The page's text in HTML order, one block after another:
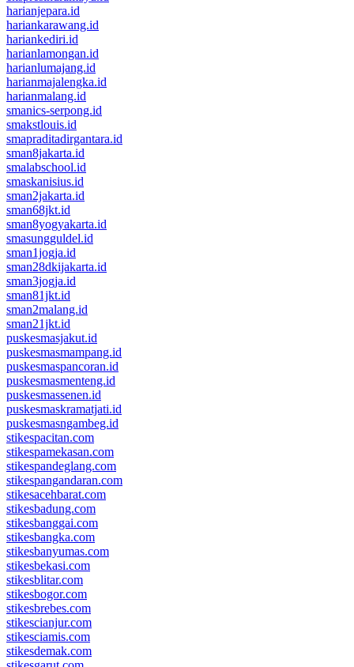
harianjepara.id
hariankarawang.id
hariankediri.id
harianlamongan.id
harianlumajang.id
harianmajalengka.id
harianmalang.id
smanics-serpong.id
smakstlouis.id
smapraditadirgantara.id
sman8jakarta.id
smalabschool.id
smaskanisius.id
sman2jakarta.id
sman68jkt.id
sman8yogyakarta.id
smasungguldel.id
sman1jogja.id
sman28dkijakarta.id
sman3jogja.id
sman81jkt.id
sman2malang.id
sman21jkt.id
puskesmasjakut.id
puskesmasmampang.id
puskesmaspancoran.id
puskesmasmenteng.id
puskesmassenen.id
puskesmaskramatjati.id
puskesmasngambeg.id
stikespacitan.com
stikespamekasan.com
stikespandeglang.com
stikespangandaran.com
stikesacehbarat.com
stikesbadung.com
stikesbanggai.com
stikesbangka.com
stikesbanyumas.com
stikesbekasi.com
stikesblitar.com
stikesbogor.com
stikesbrebes.com
stikescianjur.com
stikesciamis.com
stikesdemak.com